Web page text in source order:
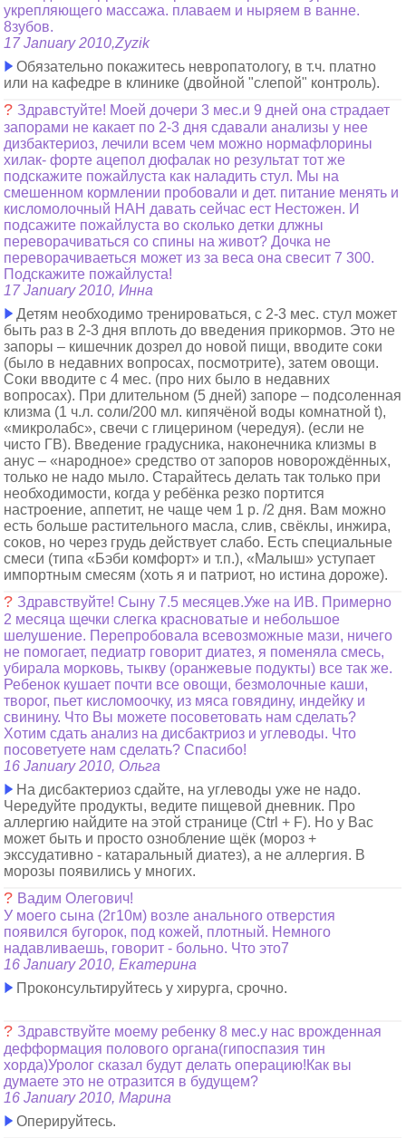
укрепляющего массажа. плаваем и ныряем в ванне.
8зубов.
17 January 2010,Zyzik
Обязательно покажитесь невропатологу, в т.ч. платно
или на кафедре в клинике (двойной "слепой" контроль).
? Здравстуйте! Моей дочери 3 мес.и 9 дней она страдает
запорами не какает по 2-3 дня сдавали анализы у нее
дизбактериоз, лечили всем чем можно нормафлорины
хилак- форте ацепол дюфалак но результат тот же
подскажите пожайлуста как наладить стул. Мы на
смешенном кормлении пробовали и дет. питание менять и
кисломолочный НАН давать сейчас ест Нестожен. И
подсажите пожайлуста во сколько детки длжны
переворачиваться со спины на живот? Дочка не
переворачиваеться может из за веса она свесит 7 300.
Подскажите пожайлуста!
17 January 2010, Инна
Детям необходимо тренироваться, с 2-3 мес. стул может
быть раз в 2-3 дня вплоть до введения прикормов. Это не
запоры – кишечник дозрел до новой пищи, вводите соки
(было в недавних вопросах, посмотрите), затем овощи.
Соки вводите с 4 мес. (про них было в недавних
вопросах). При длительном (5 дней) запоре – подсоленная
клизма (1 ч.л. соли/200 мл. кипячёной воды комнатной t),
«микролабс», свечи с глицерином (чередуя). (если не
чисто ГВ). Введение градусника, наконечника клизмы в
анус – «народное» средство от запоров новорождённых,
только не надо мыло. Старайтесь делать так только при
необходимости, когда у ребёнка резко портится
настроение, аппетит, не чаще чем 1 р. /2 дня. Вам можно
есть больше растительного масла, слив, свёклы, инжира,
соков, но через грудь действует слабо. Есть специальные
смеси (типа «Бэби комфорт» и т.п.), «Малыш» уступает
импортным смесям (хоть я и патриот, но истина дороже).
? Здравствуйте! Сыну 7.5 месяцев.Уже на ИВ. Примерно
2 месяца щечки слегка красноватые и небольшое
шелушение. Перепробовала всевозможные мази, ничего
не помогает, педиатр говорит диатез, я поменяла смесь,
убирала морковь, тыкву (оранжевые подукты) все так же.
Ребенок кушает почти все овощи, безмолочные каши,
творог, пьет кисломоочку, из мяса говядину, индейку и
свинину. Что Вы можете посоветовать нам сделать?
Хотим сдать анализ на дисбактриоз и углеводы. Что
посоветуете нам сделать? Спасибо!
16 January 2010, Ольга
На дисбактериоз сдайте, на углеводы уже не надо.
Чередуйте продукты, ведите пищевой дневник. Про
аллергию найдите на этой странице (Ctrl + F). Но у Вас
может быть и просто ознобление щёк (мороз +
экссудативно - катаральный диатез), а не аллергия. В
морозы появились у многих.
? Вадим Олегович!
У моего сына (2г10м) возле анального отверстия
появился бугорок, под кожей, плотный. Немного
надавливаешь, говорит - больно. Что это7
16 January 2010, Екатерина
Проконсультируйтесь у хирурга, срочно.
? Здравствуйте моему ребенку 8 мес.у нас врожденная
дефформация полового органа(гипоспазия тин
хорда)Уролог сказал будут делать операцию!Как вы
думаете это не отразится в будущем?
16 January 2010, Марина
Оперируйтесь.